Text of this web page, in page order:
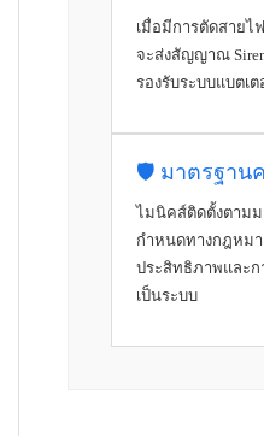
เมื่อมีการตัดสายไ
จะส่งสัญญาณ
รองรับระบบแบตเต
🛡️ มาตรฐาน
ไมนิคส์ติดตั้งตาม
กำหนดทางกฎหม
ประสิทธิภาพและก
เป็นระบบ